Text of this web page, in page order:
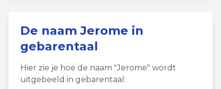
De naamJerome in
gebarentaal
Hier zie je hoe de naam "Jerome" wordt
uitgebeeld in gebarentaal: